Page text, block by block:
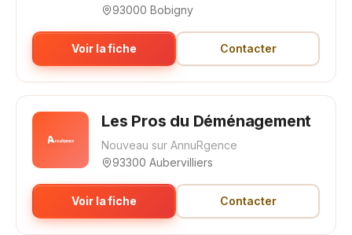
93000 Bobigny
Voir la fiche Contacter
Les Pros du Déménagement
Nouveau sur AnnuRgence
93300 Aubervilliers
Voir la fiche Contacter